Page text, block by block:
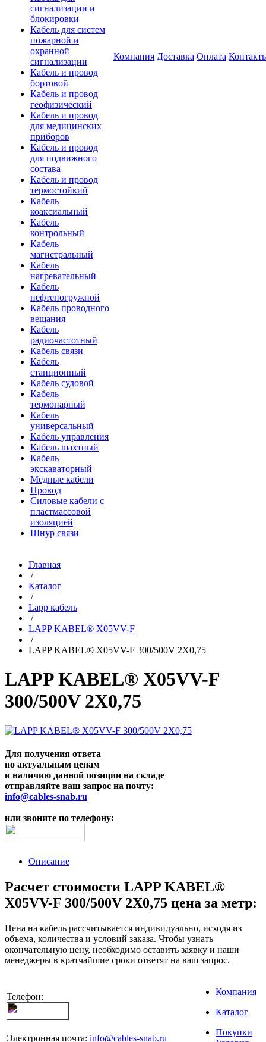
сигнализации и
блокировки
Кабель для систем
пожарной и
охранной
сигнализации
Кабель и провод
бортовой
Кабель и провод
геофизический
Кабель и провод
для медицинских
приборов
Кабель и провод
для подвижного
состава
Кабель и провод
термостойкий
Кабель
коаксиальный
Кабель
контрольный
Кабель
магистральный
Кабель
нагревательный
Кабель
нефтепогружной
Кабель проводного
вещания
Кабель
радиочастотный
Кабель связи
Кабель
станционный
Кабель судовой
Кабель
термопарный
Кабель
универсальный
Кабель управления
Кабель шахтный
Кабель
экскаваторный
Медные кабели
Провод
Силовые кабели с
пластмассовой
изоляцией
Шнур связи
Компания Доставка Оплата
Главная
/
Каталог
/
Lapp кабель
/
LAPP KABEL® X05VV-F
/
LAPP KABEL® X05VV-F 300/500V 2X0,75
LAPP KABEL® X05VV-F
300/500V 2X0,75
Для получения ответа
по актуальным ценам
и наличию данной позиции на складе
отправляйте ваш запрос на почту:
info@cables-snab.ru
или звоните по телефону:
Описание
Расчет стоимости LAPP KABEL®
X05VV-F 300/500V 2X0,75 цена за метр:
Цена на кабель рассчитывается индивидуально, исходя из
объема, количества и условий заказа. Чтобы узнать
окончательную цену, необходимо оставить заявку и наши
менеджеры в кратчайшие сроки ответят на ваш запрос.
Телефон:
Электронная почта: info@cables-snab.ru
Компания
Каталог
Покупки